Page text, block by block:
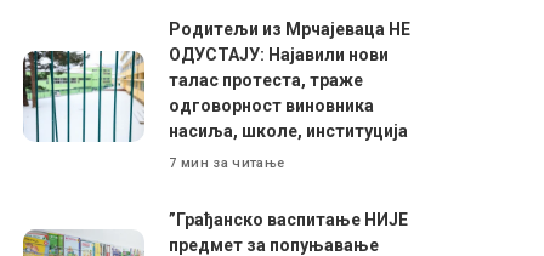
Родитељи из Мрчајеваца НЕ
ОДУСТАЈУ: Најавили нови
талас протеста, траже
одговорност виновника
насиља, школе, институција
7 мин за читање
”Грађанско васпитање НИЈЕ
предмет за попуњавање